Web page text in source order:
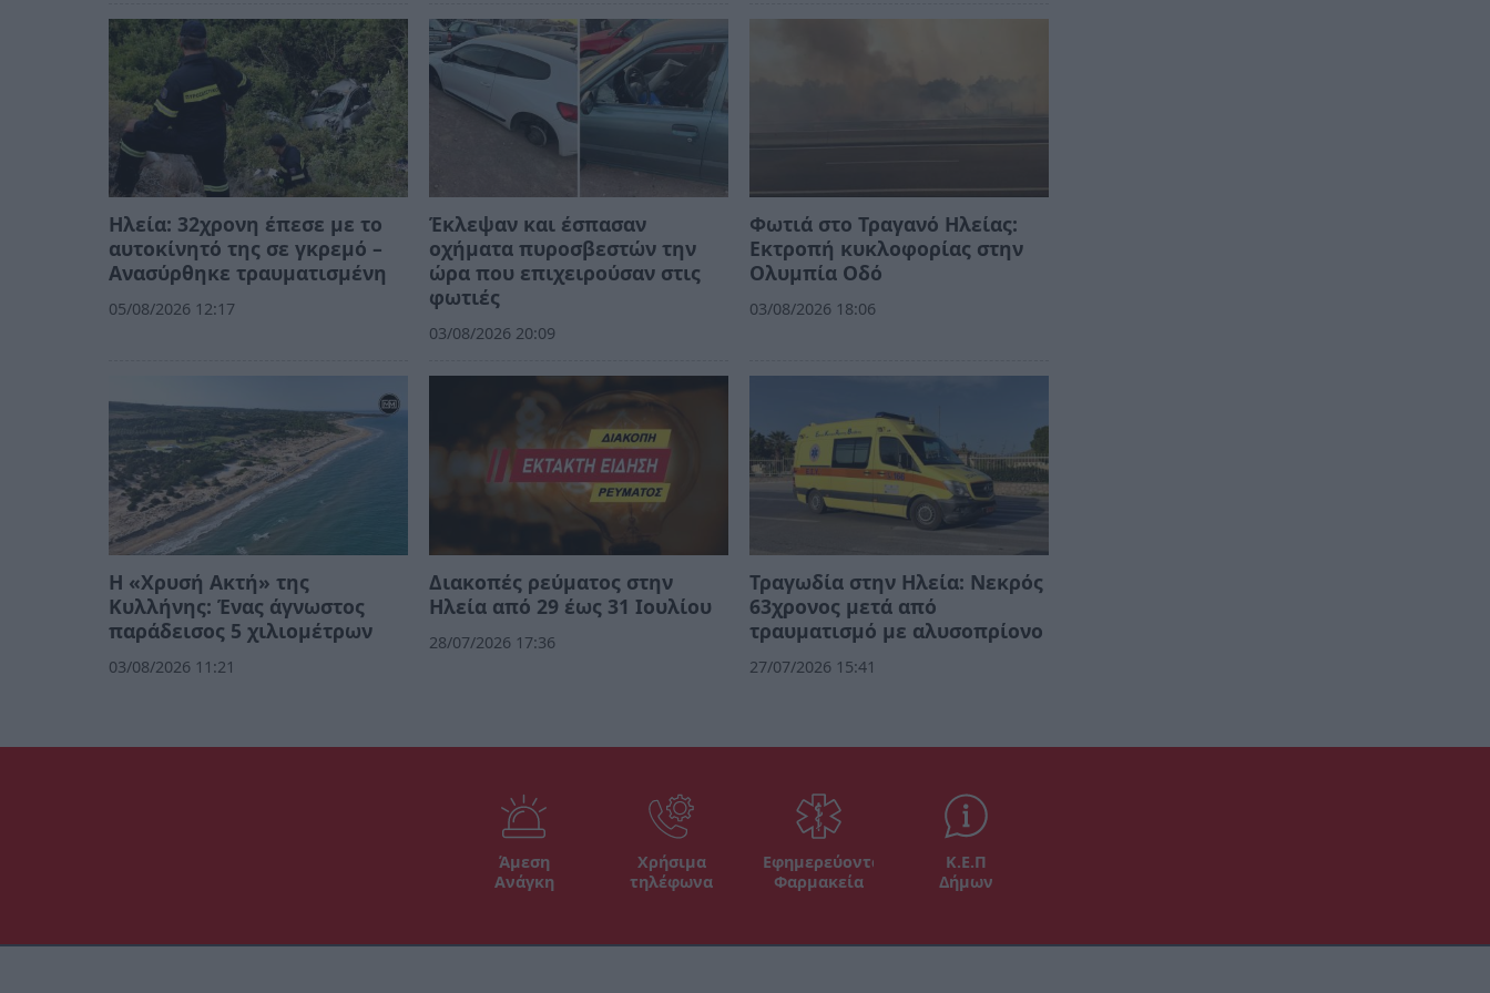
Ηλεία: 32χρονη έπεσε με το
αυτοκίνητό της σε γκρεμό –
Ανασύρθηκε τραυματισμένη
05/08/2026 12:17
Έκλεψαν και έσπασαν
οχήματα πυροσβεστών την
ώρα που επιχειρούσαν στις
φωτιές
03/08/2026 20:09
Φωτιά στο Τραγανό Ηλείας:
Εκτροπή κυκλοφορίας στην
Ολυμπία Οδό
03/08/2026 18:06
Η «Χρυσή Ακτή» της
Κυλλήνης: Ένας άγνωστος
παράδεισος 5 χιλιομέτρων
03/08/2026 11:21
Διακοπές ρεύματος στην
Ηλεία από 29 έως 31 Ιουλίου
28/07/2026 17:36
Τραγωδία στην Ηλεία: Νεκρός
63χρονος μετά από
τραυματισμό με αλυσοπρίονο
27/07/2026 15:41
Άμεση
Ανάγκη
Χρήσιμα
τηλέφωνα
Εφημερεύοντα
Φαρμακεία
Κ.Ε.Π
Δήμων